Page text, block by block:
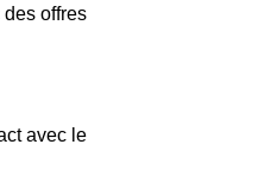
offres
avec le